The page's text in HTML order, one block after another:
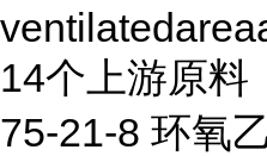
14个上游原料
75-21-8 环氧